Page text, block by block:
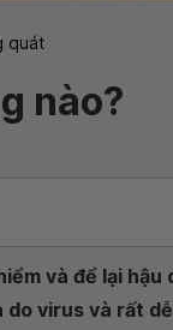
quát
nào?
và để lại
virus và rất